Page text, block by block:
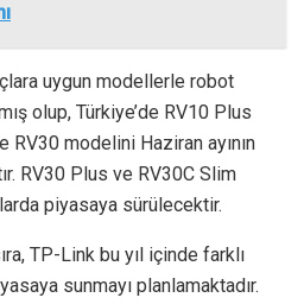
uygun modellerle robot
olup, Türkiye’de RV10 Plus
RV30 modelini Haziran ayının
RV30 Plus ve RV30C Slim
piyasaya sürülecektir.
TP-Link bu yıl içinde farklı
sunmayı planlamaktadır.